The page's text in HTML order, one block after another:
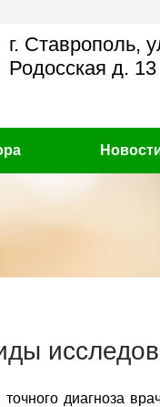
г. Ставрополь,
Родосская д. 13
диагноза